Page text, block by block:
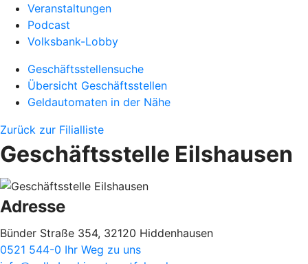
Veranstaltungen
Podcast
Volksbank-Lobby
Geschäftsstellensuche
Übersicht Geschäftsstellen
Geldautomaten in der Nähe
Zurück zur Filialliste
Geschäftsstelle Eilshausen
Adresse
Bünder Straße 354, 32120 Hiddenhausen
0521 544-0 Ihr Weg zu uns